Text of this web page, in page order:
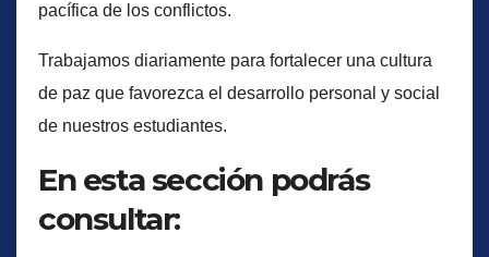
pacífica de los conflictos.
Trabajamos diariamente para fortalecer una cultura
de paz que favorezca el desarrollo personal y social
de nuestros estudiantes.
En esta sección podrás
consultar: